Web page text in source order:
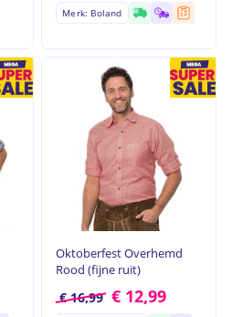
Merk: Boland
Oktoberfest Overhemd
Rood (fijne ruit)
€16,99 € 12,99